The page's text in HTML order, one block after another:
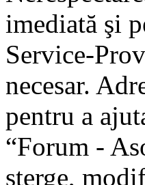
imediată şi
Service-
necesar.
pentru a
“Forum -
şterge,